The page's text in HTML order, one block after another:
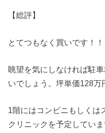
【総評】
とてつもなく買いです！！
眺望を気にしなければ駐
いでしょう。坪単価128万
1階にはコンビニもしくは
クリニックを予定してい